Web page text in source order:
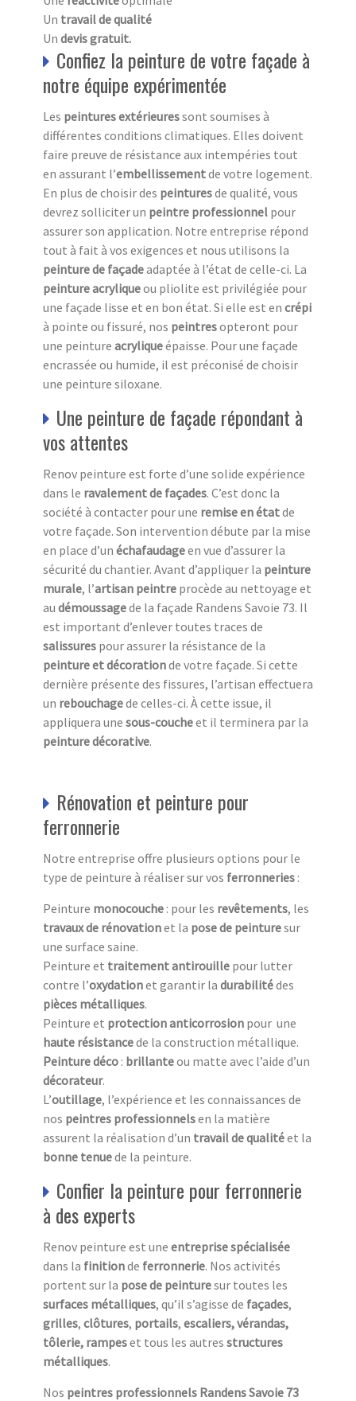
Un travail de qualité
Un devis gratuit.
Confiez la peinture de votre façade à
notre équipe expérimentée
Les peintures extérieuressont soumises à
différentes conditions climatiques. Elles doivent
faire preuve de résistance aux intempéries tout
en assurant l’embellissementde votre logement.
En plus de choisir des peinturesde qualité, vous
devrez solliciter un peintre professionnel pour
assurer son application. Notre entreprise répond
tout à fait à vos exigences et nous utilisons la
peinture de façadeadaptée à l’état de celle-ci. La
peinture acryliqueou pliolite est privilégiée pour
une façade lisse et en bon état. Si elle est en crépi
à pointe ou fissuré, nos peintresopteront pour
une peinture acryliqueépaisse. Pour une façade
encrassée ou humide, il est préconisé de choisir
une peinture siloxane.
Une peinture de façade répondant à
vos attentes
Renov peinture est forte d’une solide expérience
dans le ravalement de façades. C’est donc la
société à contacter pour une remise en étatde
votre façade. Son intervention débute par la mise
en place d’un échafaudageen vue d’assurer la
sécurité du chantier. Avant d’appliquer la peinture
murale, l’artisan peintre procède au nettoyage et
au démoussagede la façade Randens Savoie 73. Il
est important d’enlever toutes traces de
salissures pour assurer la résistance de la
peinture et décorationde votre façade. Si cette
dernière présente des fissures, l’artisan effectuera
un rebouchagede celles-ci. À cette issue, il
appliquera une sous-coucheet il terminera par la
peinture décorative.
Rénovation et peinture pour
ferronnerie
Notre entreprise offre plusieurs options pour le
type de peinture à réaliser sur vos ferronneries :
Peinture monocouche : pour les revêtements, les
travauxde rénovationet la pose de peinturesur
une surface saine.
Peinture et traitement antirouille pour lutter
contre l’oxydationet garantir la durabilitédes
pièces métalliques.
Peinture et protection anticorrosion pour une
haute résistancede la construction métallique.
Peinturedéco : brillanteou matte avec l’aide d’un
décorateur.
L’outillage, l’expérience et les connaissances de
nos peintres professionnelsen la matière
assurent la réalisation d’un travail de qualitéet la
bonne tenuede la peinture.
Confier la peinture pour ferronnerie
à des experts
Renov peinture est une entreprise spécialisée
dans la finitionde ferronnerie. Nos activités
portent sur la pose de peinturesur toutes les
surfaces métalliques, qu’il s’agisse de façades,
grilles, clôtures, portails, escaliers,vérandas,
tôlerie, rampeset tous les autres structures
métalliques.
Nos peintres professionnels Randens Savoie 73